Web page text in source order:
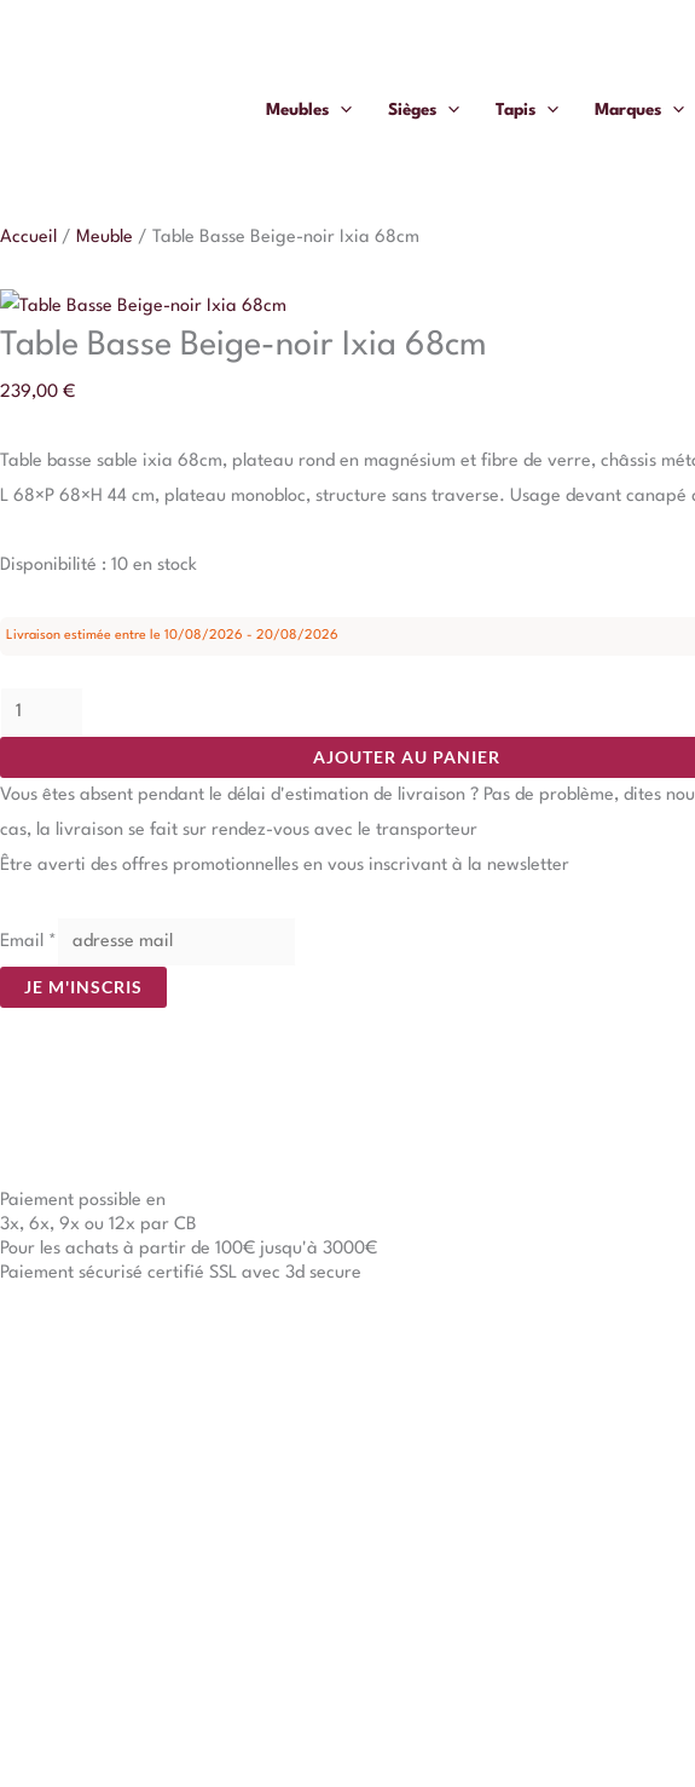
Meubles Sièges Tapis Marques
Accueil / Meuble / Table Basse Beige-noir Ixia 68cm
Table Basse Beige-noir Ixia 68cm
239,00 €
Table basse sable ixia 68cm, plateau rond en magnésium et fibre de verre, châssis
L 68×P 68×H 44 cm, plateau monobloc, structure sans traverse. Usage devant
Disponibilité : 10 en stock
Livraison estimée entre le 10/08/2026 - 20/08/2026
Ixia
AJOUTER AU PANIER
Vous êtes absent pendant le délai d'estimation de livraison ? Pas de problème, dites
cas, la livraison se fait sur rendez-vous avec le transporteur
Être averti des offres promotionnelles en vous inscrivant à la newsletter
Email *
JE M'INSCRIS
Paiement possible en
3x, 6x, 9x ou 12x par CB
Pour les achats à partir de 100€ jusqu'à 3000€
Paiement sécurisé certifié SSL avec 3d secure